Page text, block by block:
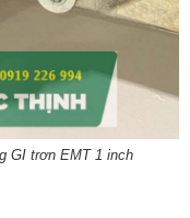
GI trơn EMT 1 inch